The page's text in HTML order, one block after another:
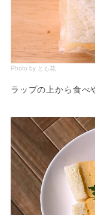
Photo by とも花
ラップの上から食べ